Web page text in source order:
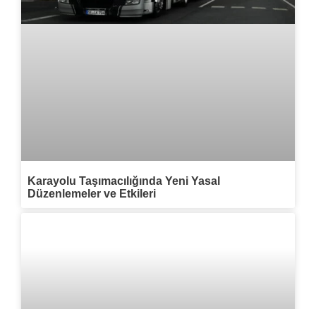
Karayolu Taşımacılığında Yeni Yasal
Düzenlemeler ve Etkileri